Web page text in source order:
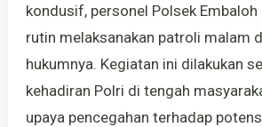
kondusif, personel Polsek Embaloh
rutin melaksanakan patroli malam
hukumnya. Kegiatan ini dilakukan
kehadiran Polri di tengah
upaya pencegahan terhadap